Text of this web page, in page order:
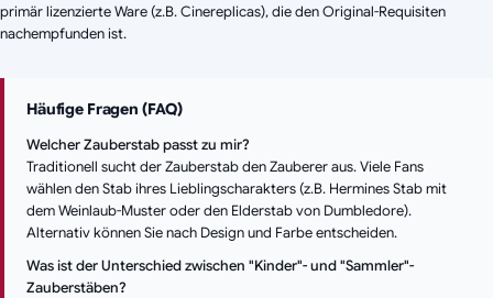
primär lizenzierte Ware (z.B. Cinereplicas), die den Original-Requisiten
nachempfunden ist.
Häufige Fragen (FAQ)
Welcher Zauberstab passt zu mir?
Traditionell sucht der Zauberstab den Zauberer aus. Viele Fans
wählen den Stab ihres Lieblingscharakters (z.B. Hermines Stab mit
dem Weinlaub-Muster oder den Elderstab von Dumbledore).
Alternativ können Sie nach Design und Farbe entscheiden.
Was ist der Unterschied zwischen "Kinder"- und "Sammler"-
Zauberstäben?